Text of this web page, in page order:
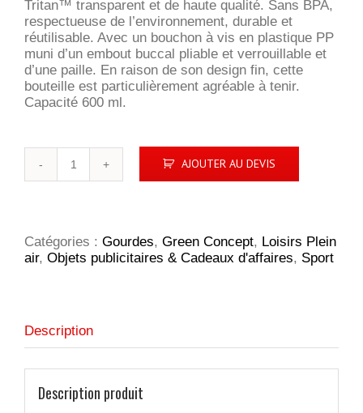
Tritan™ transparent et de haute qualité. Sans BPA,
respectueuse de l’environnement, durable et
réutilisable. Avec un bouchon à vis en plastique PP
muni d’un embout buccal pliable et verrouillable et
d’une paille. En raison de son design fin, cette
bouteille est particulièrement agréable à tenir.
Capacité 600 ml.
AJOUTER AU DEVIS
Catégories : Gourdes, Green Concept, Loisirs Plein
air, Objets publicitaires & Cadeaux d'affaires, Sport
Description
Description produit